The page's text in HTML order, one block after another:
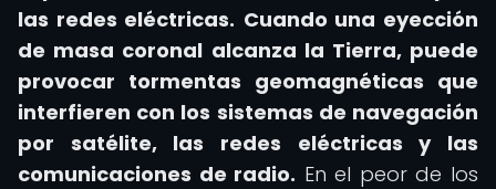
las redes eléctricas. Cuando una eyección
de masa coronal alcanza la Tierra, puede
provocar tormentas geomagnéticas que
interfieren con los sistemas de navegación
por satélite, las redes eléctricas y las
comunicaciones de radio. En el peor de los